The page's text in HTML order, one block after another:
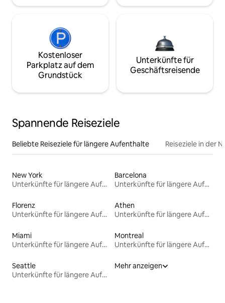
Kostenloser
Parkplatz auf dem
Grundstück
Unterkünfte für
Geschäftsreisende
Spannende Reiseziele
Beliebte Reiseziele für längere Aufenthalte Reiseziele in der
New York
Unterkünfte für längere Aufenthalte
Barcelona
Unterkünfte für längere Aufenthalte
Florenz
Unterkünfte für längere Aufenthalte
Athen
Unterkünfte für längere Aufenthalte
Miami
Unterkünfte für längere Aufenthalte
Montreal
Unterkünfte für längere Aufenthalte
Seattle
Unterkünfte für längere Aufenthalte
Mehr anzeigen